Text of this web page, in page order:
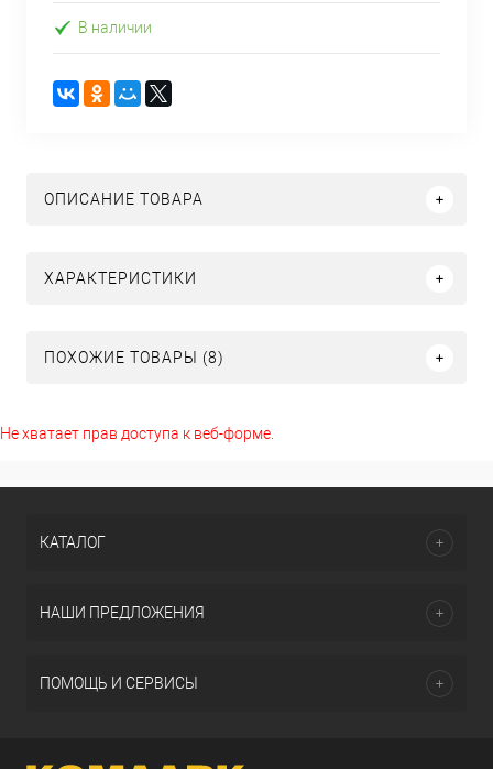
В наличии
ОПИСАНИЕ ТОВАРА
ХАРАКТЕРИСТИКИ
ПОХОЖИЕ ТОВАРЫ (8)
Не хватает прав доступа к веб-форме.
КАТАЛОГ
НАШИ ПРЕДЛОЖЕНИЯ
ПОМОЩЬ И СЕРВИСЫ